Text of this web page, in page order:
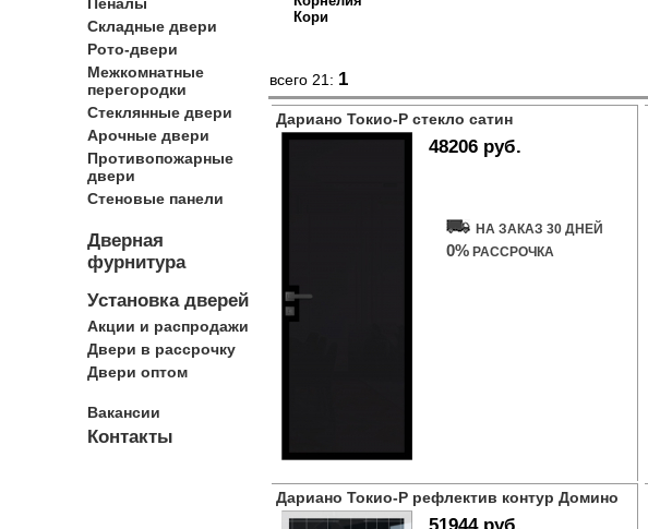
Складные двери
Рото-двери
Межкомнатные
перегородки
Стеклянные двери
Арочные двери
Противопожарные
двери
Стеновые панели
Дверная
фурнитура
Установка дверей
Акции и распродажи
Двери в рассрочку
Двери оптом
Вакансии
Контакты
Кори
всего 21: 1
Дариано Токио-Р стекло сатин
48206 руб.
НА ЗАКАЗ 30 ДНЕЙ
0% РАССРОЧКА
Дариано Токио-Р рефлектив контур Домино